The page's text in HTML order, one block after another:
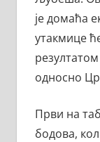
је домаћа
утакмице
односно
Први на
бодова,